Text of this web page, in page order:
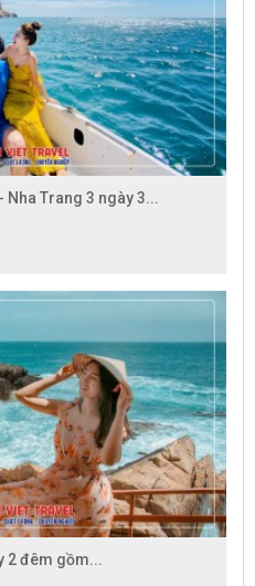
Nha Trang 3 ngày 3...
2 đêm gồm...